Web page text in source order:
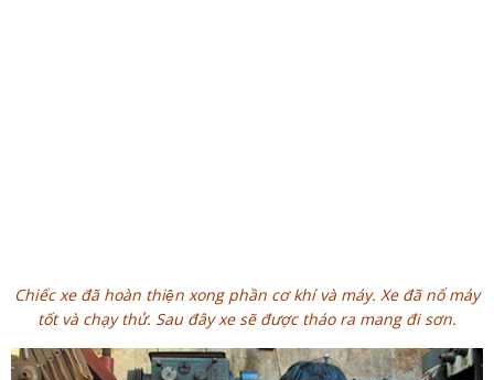
Chiếc xe đã hoàn thiện xong phần cơ khí và máy. Xe đã nổ máy
tốt và chạy thử. Sau đây xe sẽ được tháo ra mang đi sơn.